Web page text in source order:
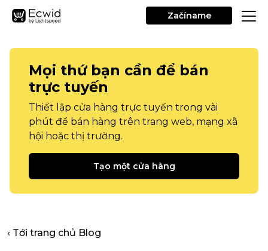
Začíname
Mọi thứ bạn cần để bán
trực tuyến
Thiết lập cửa hàng trực tuyến trong vài
phút để bán hàng trên trang web, mạng xã
hội hoặc thị trường.
Tạo một cửa hàng
‹ Tới trang chủ Blog